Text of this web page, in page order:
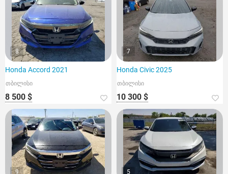
8
Honda Accord 2021
თბილისი
8 500 $
7
Honda Civic 2025
თბილისი
10 300 $
9 5